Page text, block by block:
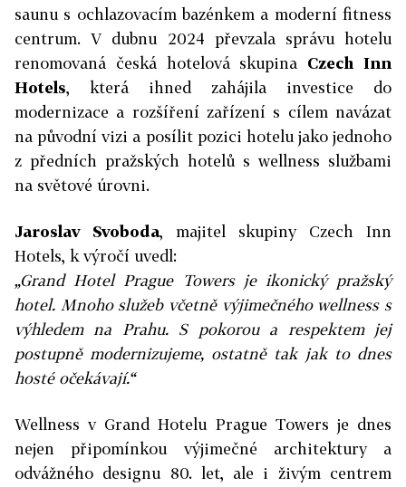
saunu s ochlazovacím bazénkem a moderní fitness
centrum. V dubnu 2024 převzala správu hotelu
renomovaná česká hotelová skupina
Czech Inn
Hotels, která ihned zahájila investice do
modernizace a rozšíření zařízení s cílem navázat
na původní vizi a posílit pozici hotelu jako jednoho
z předních pražských hotelů s wellness službami
na světové úrovni.
Jaroslav Svoboda, majitel skupiny Czech Inn
Hotels, k výročí uvedl:
„Grand Hotel Prague Towers je ikonický pražský
hotel. Mnoho služeb včetně výjimečného wellness s
výhledem na Prahu. S pokorou a respektem jej
postupně modernizujeme, ostatně tak jak to dnes
hosté očekávají.“
Wellness v Grand Hotelu Prague Towers je dnes
nejen připomínkou výjimečné architektury a
odvážného designu 80. let, ale i živým centrem